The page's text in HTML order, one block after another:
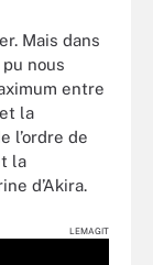
Mais dans
nous
entre
la
l’ordre de
la
d’Akira.
LEMAGIT